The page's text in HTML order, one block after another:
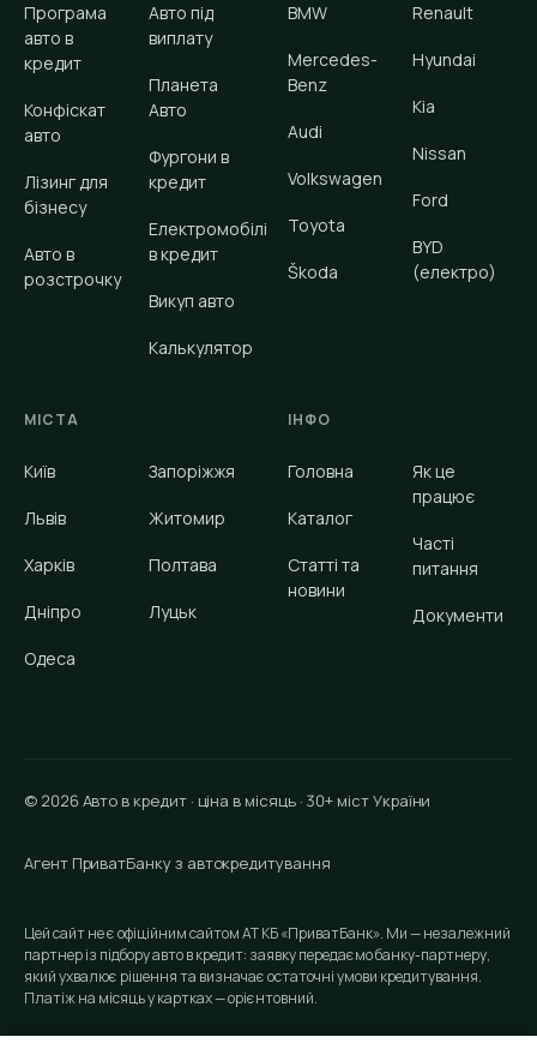
Програма
авто в
кредит
Конфіскат
авто
Лізинг для
бізнесу
Авто в
розстрочку
Авто під
виплату
Планета
Авто
Фургони в
кредит
Електромобілі
в кредит
Викуп авто
Калькулятор
BMW
Mercedes-
Benz
Audi
Volkswagen
Toyota
Škoda
Renault
Hyundai
Kia
Nissan
Ford
BYD
(електро)
МІСТА
Київ
Львів
Харків
Дніпро
Одеса
Запоріжжя
Житомир
Полтава
Луцьк
ІНФО
Головна
Каталог
Статті та
новини
Як це
працює
Часті
питання
Документи
© 2026 Авто в кредит · ціна в місяць · 30+ міст України
Агент ПриватБанку з автокредитування
Цей сайт не є офіційним сайтом АТ КБ «ПриватБанк». Ми — незалежний
партнер із підбору авто в кредит: заявку передаємо банку-партнеру,
який ухвалює рішення та визначає остаточні умови кредитування.
Платіж на місяць у картках — орієнтовний.